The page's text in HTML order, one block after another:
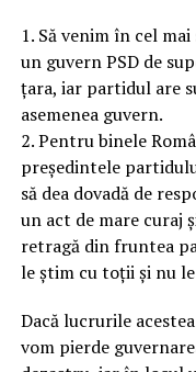
1. Să venim în cel
un guvern PSD de
țara, iar partidul are
asemenea guvern.
2. Pentru binele
președintele
să dea dovadă de
un act de mare curaj
retragă din fruntea
le știm cu toții și nu
Dacă lucrurile
vom pierde